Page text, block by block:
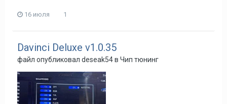
16 июля 1
Davinci Deluxe v1.0.35
файл опубликовал deseak54в Чип тюнинг